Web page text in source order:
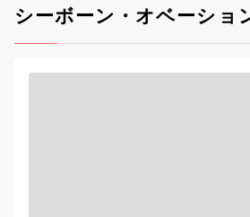
シーボーン・オベーショ